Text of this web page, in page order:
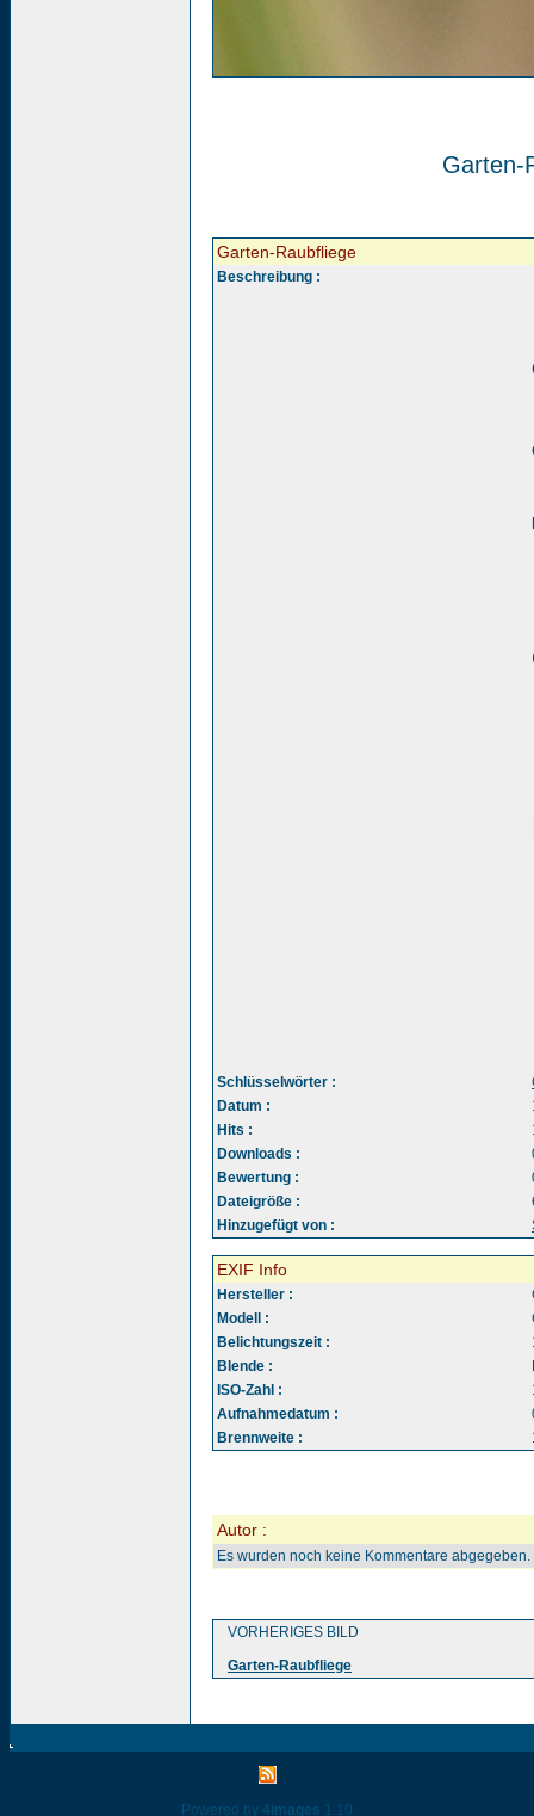
Garten-
Garten-Raubfliege
Beschreibung :
Schlüsselwörter :
Datum :
Hits :
Downloads :
Bewertung :
Dateigröße :
Hinzugefügt von :
EXIF Info
Hersteller :
Modell :
Belichtungszeit :
Blende :
ISO-Zahl :
Aufnahmedatum :
Brennweite :
Autor :
Es wurden noch keine Kommentare abgegeben.
VORHERIGES BILD
Garten-Raubfliege
Powered by 4images 1.10